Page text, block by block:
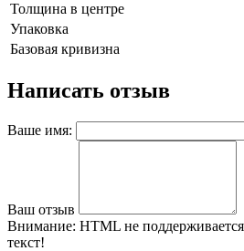
Толщина в центре
Упаковка
Базовая кривизна
Написать отзыв
Ваше имя:
Ваш отзыв
Внимание: HTML не
текст!